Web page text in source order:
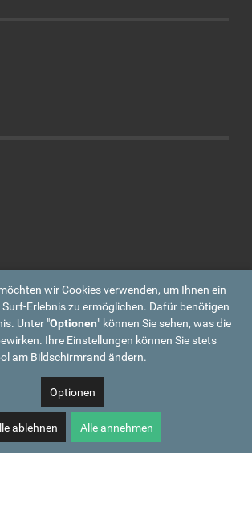
wir Cookies verwenden, um Ihnen ein
Erlebnis zu ermöglichen. Dafür benötigen
Unter "Optionen" können Sie sehen, was die
Ihre Einstellungen können Sie stets
am Bildschirmrand ändern.
Optionen
ablehnen Alle annehmen